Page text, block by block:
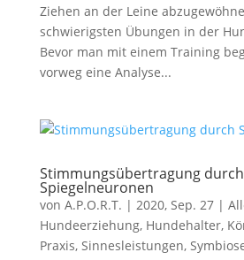
Ziehen an der Leine
schwierigsten Übungen in der
Bevor man mit einem Training
vorweg eine Analyse...
Stimmungsübertragung durch
Spiegelneuronen
von A.P.O.R.T. | 2020, Sep. 27|
Hundeerziehung, Hundehalter,
Praxis, Sinnesleistungen,